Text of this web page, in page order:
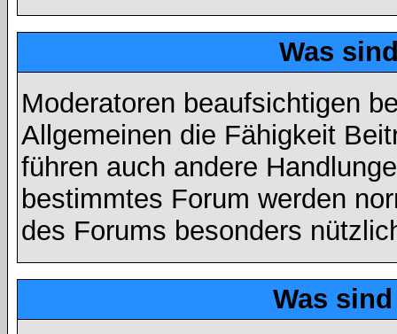
Was
Moderatoren beaufsichtigen
Allgemeinen die Fähigkeit
führen auch andere
bestimmtes Forum werden
des Forums besonders
Was